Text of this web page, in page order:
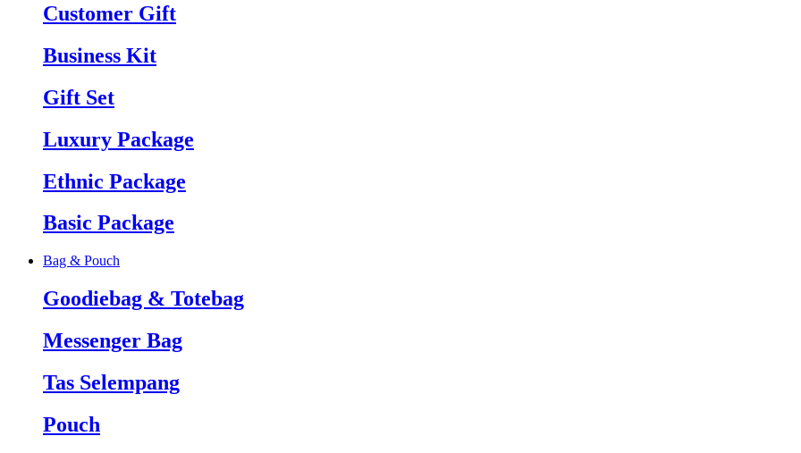
Customer Gift
Business Kit
Gift Set
Luxury Package
Ethnic Package
Basic Package
Bag & Pouch
Goodiebag & Totebag
Messenger Bag
Tas Selempang
Pouch